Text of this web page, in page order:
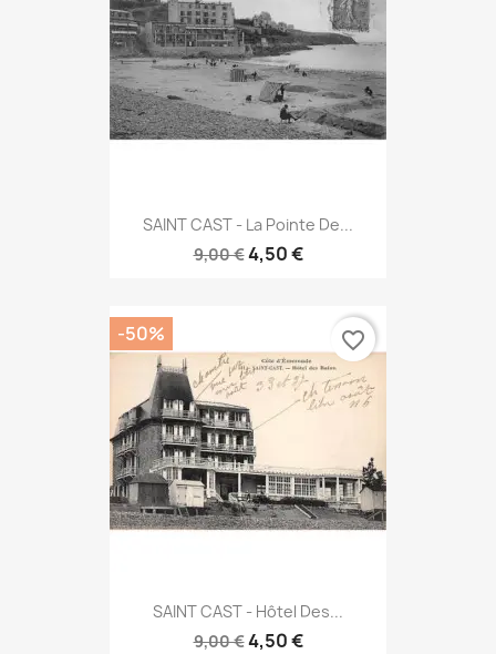
SAINT CAST - La Pointe De...
9,00 €4,50 €
SAINT CAST - Hôtel Des...
9,00 €4,50 €
-50% favorite_border